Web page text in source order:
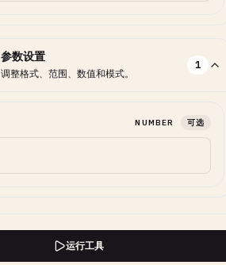
参数设置
调整格式、范围、数值和模式。
1
NUMBER 可选
运行工具